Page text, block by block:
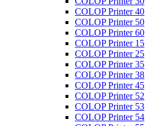
COLOP Printer 40
COLOP Printer 50
COLOP Printer 60
COLOP Printer 15
COLOP Printer 25
COLOP Printer 35
COLOP Printer 38
COLOP Printer 45
COLOP Printer 52
COLOP Printer 53
COLOP Printer 54